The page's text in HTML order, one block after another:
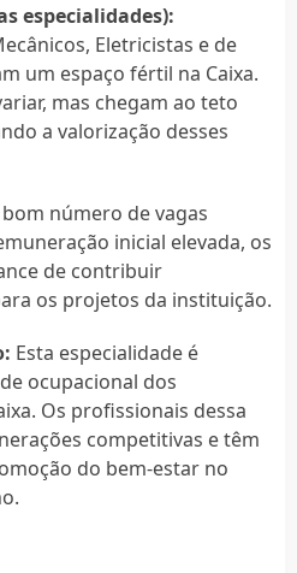
especialidades):
Eletricistas e de
um espaço fértil na Caixa.
mas chegam ao teto
a valorização desses
número de vagas
inicial elevada, os
de contribuir
os projetos da instituição.
Esta especialidade é
ocupacional dos
Os profissionais dessa
competitivas e têm
do bem-estar no